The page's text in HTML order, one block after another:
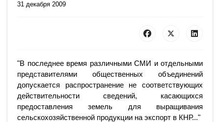
31 декабря 2009
"В последнее время различными СМИ и отдельными
представителями общественных объединений
допускается распространение не соответствующих
действительности сведений, касающихся
предоставления земель для выращивания
сельскохозяйственной продукции на экспорт в КНР..."